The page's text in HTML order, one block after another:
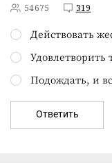
54675 319
Действовать
Удовлетворить
Подождать, и
Ответить